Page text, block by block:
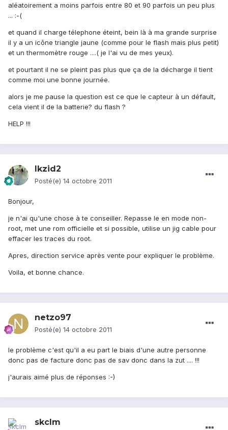
aléatoirement a moins parfois entre 80 et 90 parfois un peu plus
... :-(
et quand il charge télephone éteint, bein là à ma grande surprise
il y a un icône triangle jaune (comme pour le flash mais plus petit)
et un thermomètre rouge ....( je l'ai vu de mes yeux).
et pourtant il ne se pleint pas plus que ça de la décharge il tient
comme moi une bonne journée.
alors je me pause la question est ce que le capteur à un défault,
cela vient il de la batterie? du flash ?
HELP !!!
lkzid2
Posté(e) 14 octobre 2011
Bonjour,
je n'ai qu'une chose à te conseiller. Repasse le en mode non-
root, met une rom officielle et si possible, utilise un jig cable pour
effacer les traces du root.
Apres, direction service après vente pour expliquer le problème.
Voila, et bonne chance.
netzo97
Posté(e) 14 octobre 2011
le problème c'est qu'il a eu part le biais d'une autre personne
donc pas de facture donc pas de sav donc dans la zut .... !!!
j'aurais aimé plus de réponses :-)
skclm